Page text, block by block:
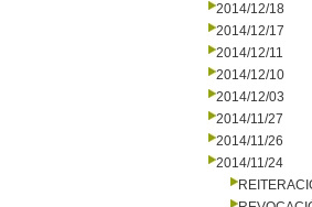
2014/12/18
2014/12/17
2014/12/11
2014/12/10
2014/12/03
2014/11/27
2014/11/26
2014/11/24